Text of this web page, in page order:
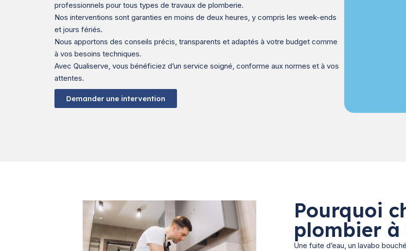
professionnels pour tous types de travaux de plomberie.
Nos interventions sont garanties en moins de deux heures, y compris les week-ends
et jours fériés.
Nous apportons des conseils précis, transparents et adaptés à votre budget comme
à vos besoins techniques.
Avec Qualiserve, vous bénéficiez d’un service soigné, conforme aux normes et à vos
attentes.
Demander une intervention
Pourquoi
plombier à
Une fuite d’eau, un lavabo